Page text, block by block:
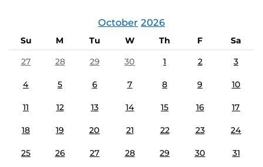
October 2026
Su M Tu W Th F
Sa
27
28 29 30 1 2 3
4 5 6 7 8 9 10
11 12 13 14 15 16 17
18 19 20 21 22 23 24
25 26 27 28 29 30 31